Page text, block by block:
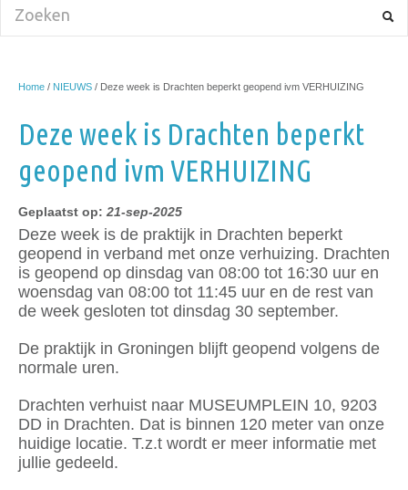
CONTACT
Home / NIEUWS / Deze week is Drachten beperkt geopend ivm VERHUIZING
Deze week is Drachten beperkt
geopend ivm VERHUIZING
Geplaatst op: 21-sep-2025
Deze week is de praktijk in Drachten beperkt
geopend in verband met onze verhuizing. Drachten
is geopend op dinsdag van 08:00 tot 16:30 uur en
woensdag van 08:00 tot 11:45 uur en de rest van
de week gesloten tot dinsdag 30 september.
De praktijk in Groningen blijft geopend volgens de
normale uren.
Drachten verhuist naar MUSEUMPLEIN 10, 9203
DD in Drachten. Dat is binnen 120 meter van onze
huidige locatie. T.z.t wordt er meer informatie met
jullie gedeeld.